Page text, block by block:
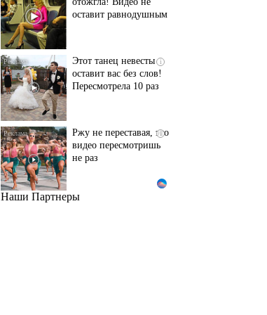
оставит равнодушным
i
Этот танец невесты
оставит вас без слов!
Пересмотрела 10 раз
i
Ржу не переставая, это
видео пересмотришь
не раз
Врач дала 5 советов,
Наши Партнеры